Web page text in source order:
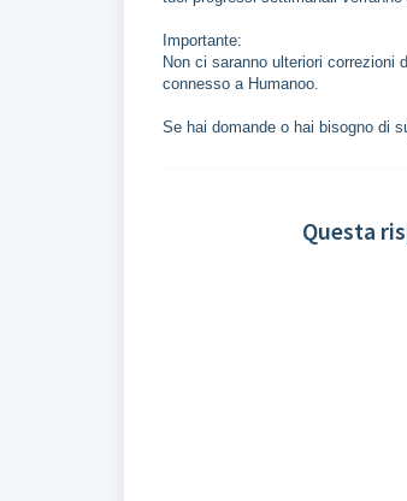
Importante:
Non ci saranno ulteriori correzioni
connesso a Humanoo.
Se hai domande o hai bisogno di
Questa